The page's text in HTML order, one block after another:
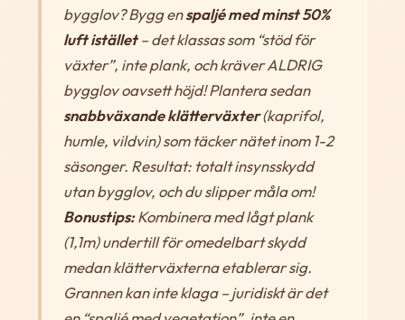
bygglov? Bygg enspaljé med minst 50%
luft istället– det klassas som “stöd för
växter”, inte plank, och kräver ALDRIG
bygglov oavsett höjd! Plantera sedan
snabbväxande klätterväxter(kaprifol,
humle, vildvin) som täcker nätet inom 1-2
säsonger. Resultat: totalt insynsskydd
utan bygglov, och du slipper måla om!
Bonustips:Kombinera med lågt plank
(1,1m) undertill för omedelbart skydd
medan klätterväxterna etablerar sig.
Grannen kan inte klaga – juridiskt är det